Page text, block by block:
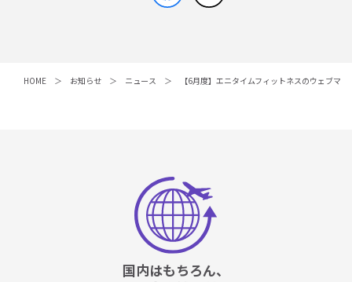
HOME お知らせ ニュース 【6月度】エニタイムフィットネスのウェブマ
国内はもちろん、